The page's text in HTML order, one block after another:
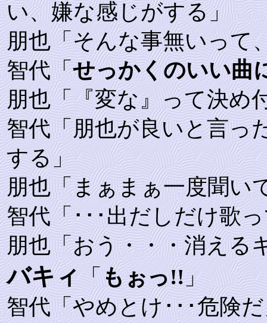
い、嫌な感じがする」
朋也「そんな事無いって
智代「せっかくのいい曲
朋也「『変な』って決め
智代「朋也が良いと言っ
する」
朋也「まぁまぁ一度聞い
智代「･･･出だしだけ歌
朋也「おう・・・消える
バキィ「もぉっ!!」
智代「やめとけ･･･危険